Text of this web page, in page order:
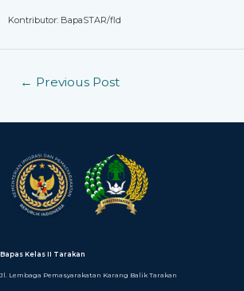
Kontributor: BapaSTAR/fld
← Previous Post
Bapas Kelas II Tarakan
Jl. Lembaga Pemasyarakatan Karang Balik Tarakan